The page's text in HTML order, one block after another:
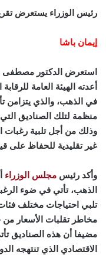
رئيس الوزراء يستعرض
إيمان باشا
استعرض الدكتور مصطفى
أعدته الهيئة العامة
في الذهب، والذي يتزامن
منظمة لتلك الصناديق
وذلك من أجل تلبية رغبات
غير تقليدية للحفاظ على
وأكد رئيس مجلس الوزراء
الذهب، تأتي في ضوء
تلبي احتياجات مختلف
مخاطر تقلبات الأسعار
مضيفا أن هذه الصناديق
الاقتصادي الذي تنتهجه